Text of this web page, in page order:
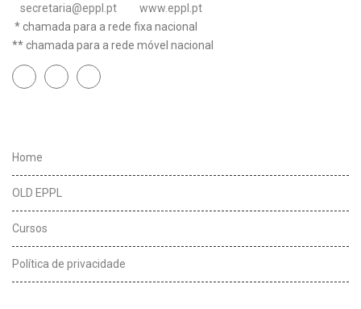
secretaria@eppl.pt
www.eppl.pt
* chamada para a rede fixa nacional
** chamada para a rede móvel nacional
Home
OLD EPPL
Cursos
Política de privacidade